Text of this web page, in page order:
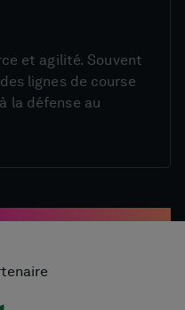
et agilité. Souvent
lignes de course
la défense au